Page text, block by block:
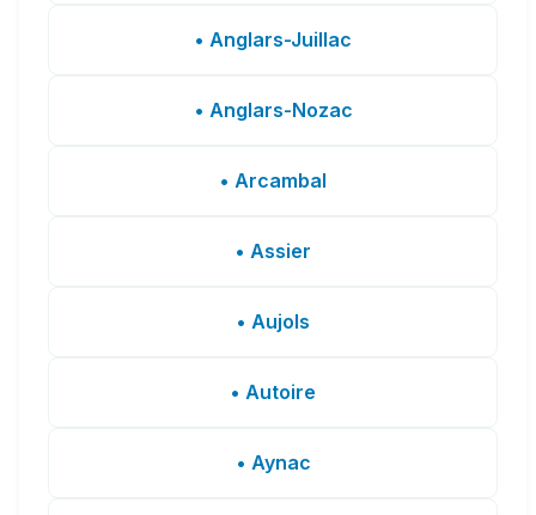
• Anglars-Juillac
• Anglars-Nozac
• Arcambal
• Assier
• Aujols
• Autoire
• Aynac